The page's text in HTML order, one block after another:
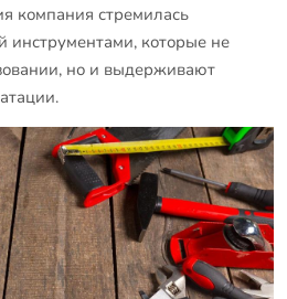
компания стремилась
инструментами, которые не
но и выдерживают